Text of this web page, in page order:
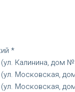
*
Калинина, дом №
Московская,
Московская,